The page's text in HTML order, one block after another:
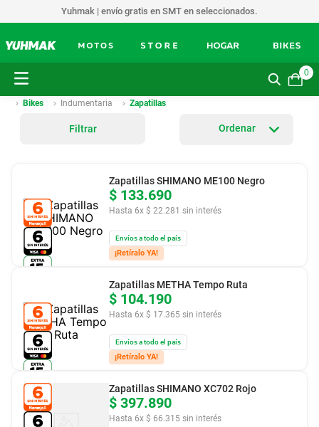
Yuhmak | envío gratis en SMT en seleccionados.
0
Bikes Indumentaria Zapatillas
Filtrar
$ 133.690
Hasta 6x $ 22.281 sin interés
Zapatillas SHIMANO ME100 Negro
Envíos a todo el país
¡Retíralo YA!
$ 104.190
Hasta 6x $ 17.365 sin interés
Zapatillas METHA Tempo Ruta
Envíos a todo el país
¡Retíralo YA!
$ 397.890
Hasta 6x $ 66.315 sin interés
Zapatillas SHIMANO XC702 Rojo